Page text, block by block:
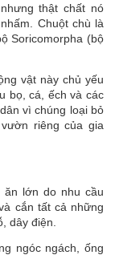
thật chất nó
Chuột chù là
Soricomorpha (bộ
vật này chủ yếu
bọ, cá, ếch và các
vì chúng loại bỏ
riêng của gia
lớn do nhu cầu
cắn tất cả những
dây điện.
ngóc ngách, ống